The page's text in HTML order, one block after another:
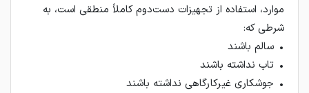
موارد، استفاده از تجهیزات دست‌دوم کاملاً منطقی است، به
شرطی که:
• سالم باشند
• تاب نداشته باشند
• جوشکاری غیرکارگاهی نداشته باشند